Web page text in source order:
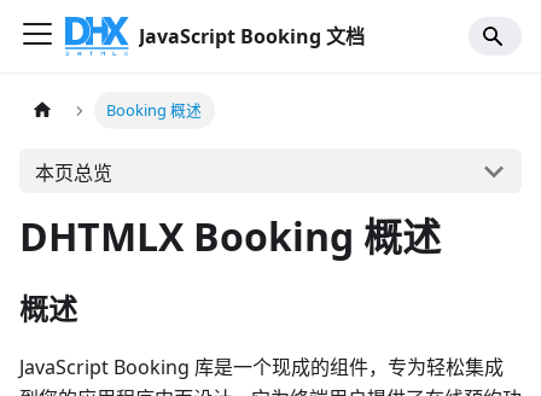
JavaScript Booking 文档
Booking 概述
本页总览
DHTMLX Booking 概述
概述
JavaScript Booking 库是一个现成的组件，专为轻松集成